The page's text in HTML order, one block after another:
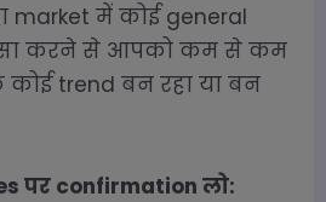
market में कोई general
करने से आपको कम से कम
कोई trend बन रहा या बन
पर confirmation लो: